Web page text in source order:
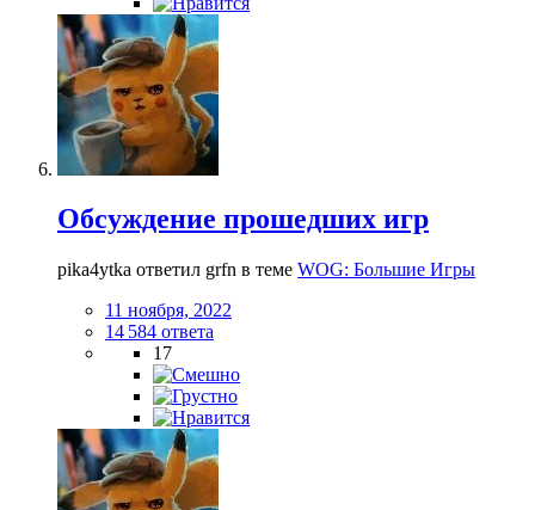
Обсуждение прошедших игр
pika4ytka ответил grfn в теме WOG: Большие Игры
11 ноября, 2022
14 584 ответа
17